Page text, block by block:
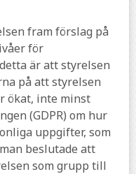
fram förslag på
för
är att styrelsen
på att styrelsen
ökat, inte minst
(GDPR) om hur
uppgifter, som
beslutade att
som grupp till